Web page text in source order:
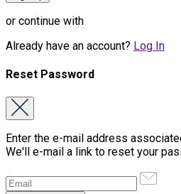
or continue with
Already have an account? Log In
Reset Password
Enter the e-mail address
We'll e-mail a link to reset your